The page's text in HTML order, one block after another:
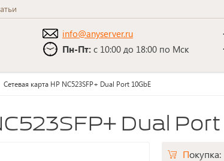
info@anyserver.ru
Пн-Пт: с 10:00 до 18:00 по Мск
Сетевая карта HP NC523SFP+ Dual Port 10GbE
Dual
Покупка: